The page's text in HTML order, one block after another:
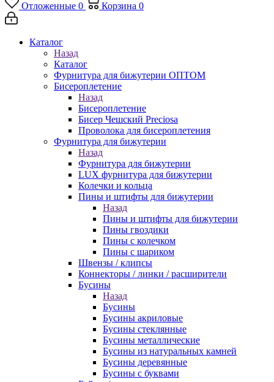
Отложенные 0 Корзина 0
Каталог
Назад
Каталог
Фурнитура для бижутерии ОПТОМ
Бисероплетение
Назад
Бисероплетение
Бисер Чешский Preciosa
Проволока для бисероплетения
Фурнитура для бижутерии
Назад
Фурнитура для бижутерии
LUX фурнитура для бижутерии
Колечки и кольца
Пины и штифты для бижутерии
Назад
Пины и штифты для бижутерии
Пины гвоздики
Пины с колечком
Пины с шариком
Швензы / клипсы
Коннекторы / линки / расширители
Бусины
Назад
Бусины
Бусины акриловые
Бусины стеклянные
Бусины металлические
Бусины из натуральных камней
Бусины деревянные
Бусины с буквами